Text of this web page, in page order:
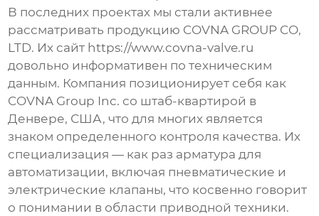
В последних проектах мы стали активнее
рассматривать продукцию COVNA GROUP CO,
LTD. Их сайт https://www.covna-valve.ru
довольно информативен по техническим
данным. Компания позиционирует себя как
COVNA Group Inc. со штаб-квартирой в
Денвере, США, что для многих является
знаком определенного контроля качества. Их
специализация — как раз арматура для
автоматизации, включая пневматические и
электрические клапаны, что косвенно говорит
о понимании в области приводной техники.